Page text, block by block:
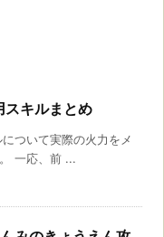
スキルまとめ
ついて実際の火力をメ
一応、前 ...